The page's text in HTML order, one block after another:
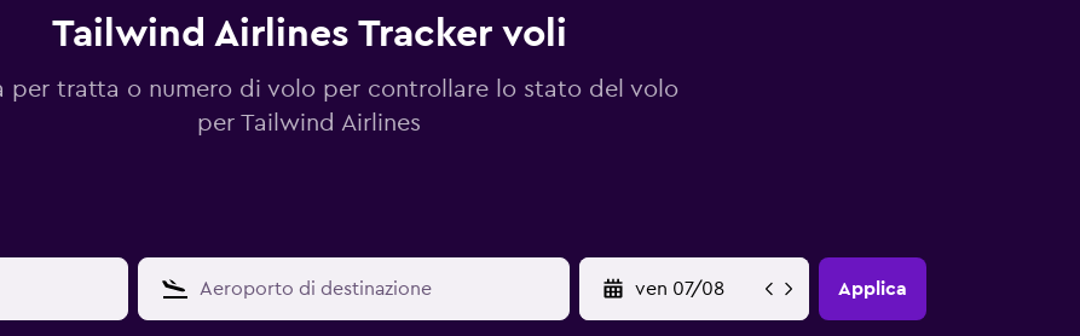
Tailwind Airlines Tracker voli
per tratta o numero di volo per controllare lo stato del volo
per Tailwind Airlines
Applica